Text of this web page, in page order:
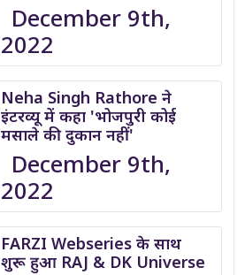
December 9th,
2022
Neha Singh Rathore ने
इंटरव्यू में कहा 'भोजपुरी कोई
मसाले की दुकान नहीं'
December 9th,
2022
FARZI Webseries के साथ
शुरू हुआ RAJ & DK Universe